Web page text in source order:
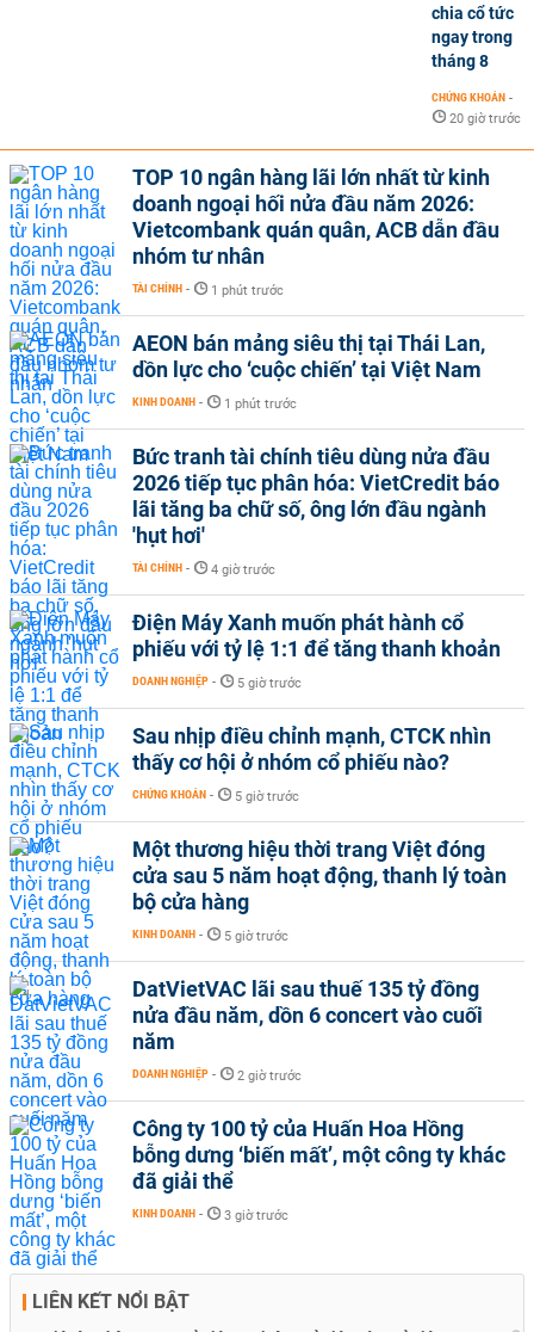
chia cổ tức
ngay trong
tháng 8
CHỨNG KHOÁN -
20 giờ trước
TOP 10 ngân hàng lãi lớn nhất từ kinh
doanh ngoại hối nửa đầu năm 2026:
Vietcombank quán quân, ACB dẫn đầu
nhóm tư nhân
TÀI CHÍNH - 1 phút trước
AEON bán mảng siêu thị tại Thái Lan,
dồn lực cho ‘cuộc chiến’ tại Việt Nam
KINH DOANH - 1 phút trước
Bức tranh tài chính tiêu dùng nửa đầu
2026 tiếp tục phân hóa: VietCredit báo
lãi tăng ba chữ số, ông lớn đầu ngành
'hụt hơi'
TÀI CHÍNH - 4 giờ trước
Điện Máy Xanh muốn phát hành cổ
phiếu với tỷ lệ 1:1 để tăng thanh khoản
DOANH NGHIỆP - 5 giờ trước
Sau nhịp điều chỉnh mạnh, CTCK nhìn
thấy cơ hội ở nhóm cổ phiếu nào?
CHỨNG KHOÁN - 5 giờ trước
Một thương hiệu thời trang Việt đóng
cửa sau 5 năm hoạt động, thanh lý toàn
bộ cửa hàng
KINH DOANH - 5 giờ trước
DatVietVAC lãi sau thuế 135 tỷ đồng
nửa đầu năm, dồn 6 concert vào cuối
năm
DOANH NGHIỆP - 2 giờ trước
Công ty 100 tỷ của Huấn Hoa Hồng
bỗng dưng ‘biến mất’, một công ty khác
đã giải thể
KINH DOANH - 3 giờ trước
LIÊN KẾT NỔI BẬT